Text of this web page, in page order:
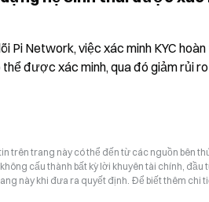
Pi Network, việc xác minh KYC
được xác minh, qua đó giảm rủi
trên trang này có thể đến từ các nguồn bên
cấu thành bất kỳ lời khuyên tài chính,
này khi đưa ra quyết định. Để biết thêm chi